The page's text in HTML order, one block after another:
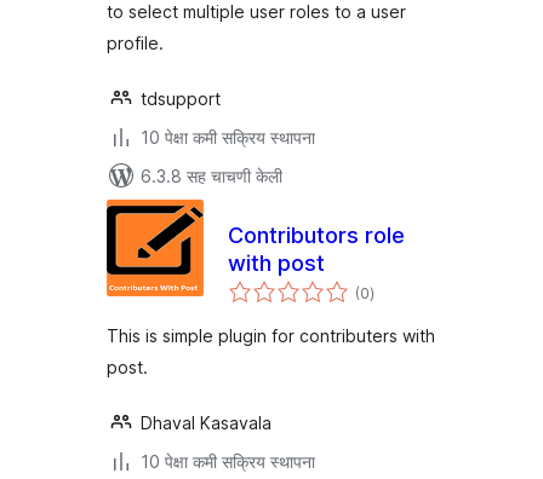
to select multiple user roles to a user
profile.
tdsupport
10 पेक्षा कमी सक्रिय स्थापना
6.3.8 सह चाचणी केली
Contributors role
with post
(0एकूण
मूल्यांकन
)
This is simple plugin for contributers with
post.
Dhaval Kasavala
10 पेक्षा कमी सक्रिय स्थापना